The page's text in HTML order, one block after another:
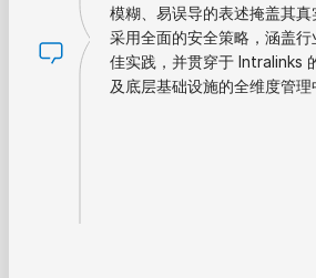
模糊、易误导的表述掩盖其
采用全面的安全策略，涵盖
佳实践，并贯穿于 Intralinks
及底层基础设施的全维度管理